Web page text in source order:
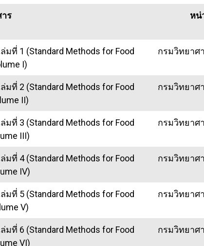
ร หน่
ที่ 1 (Standard Methods for Food
I)
กรมวิทยาศ
ที่ 2 (Standard Methods for Food
II)
กรมวิทยาศ
ที่ 3 (Standard Methods for Food
III)
กรมวิทยาศ
ที่ 4 (Standard Methods for Food
IV)
กรมวิทยาศ
ที่ 5 (Standard Methods for Food
V)
กรมวิทยาศ
ที่ 6 (Standard Methods for Food
VI)
กรมวิทยาศ